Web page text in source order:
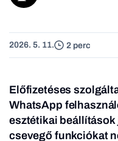
2026. 5. 11. 2 perc
Előfizetéses
WhatsApp
esztétikai beállítások
csevegő funkciókat